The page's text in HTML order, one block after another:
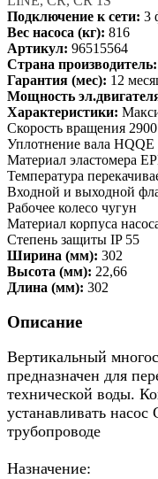
Подключение к сети: 3
Вес насоса (кг): 816
Артикул: 96515564
Страна производитель:
Гарантия (мес): 12
Мощность
Характеристики:
Скорость вращения
Уплотнение вала HQQE
Материал эластомера
Температура
Входной и выходной
Рабочее колесо чугун
Материал корпуса
Степень защиты IP 55
Ширина (мм): 302
Высота (мм): 22,66
Длина (мм): 302
Описание
Вертикальный
предназначен для
технической воды.
устанавливать
трубопроводе
Назначение: